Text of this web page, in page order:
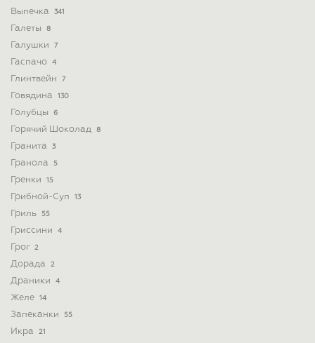
Выпечка 341
Галеты 8
Галушки 7
Гаспачо 4
Глинтвейн 7
Говядина 130
Голубцы 6
Горячий Шоколад 8
Гранита 3
Гранола 5
Гренки 15
Грибной-Суп 13
Гриль 55
Гриссини 4
Грог 2
Дорада 2
Драники 4
Желе 14
Запеканки 55
Икра 21